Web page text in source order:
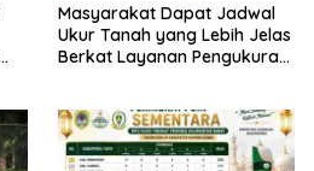
Masyarakat Dapat Jadwal
Ukur Tanah yang Lebih Jelas
Berkat Layanan Pengukuran